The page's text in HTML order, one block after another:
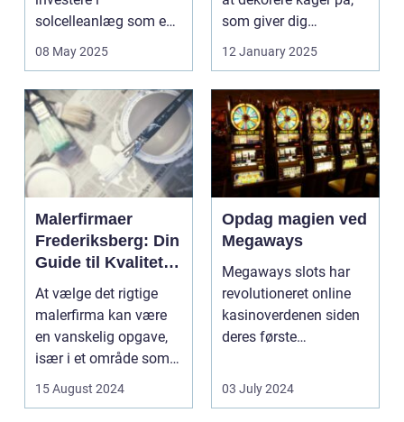
solcelleanlæg som en
bæred...
08 May 2025
som giver dig
mulighed for ...
12 January 2025
Malerfirmaer
Frederiksberg: Din
Guide til Kvalitet
og Service
At vælge det rigtige
malerfirma kan være
en vanskelig opgave,
især i et område som
Frederiksberg, hv...
15 August 2024
Opdag magien ved
Megaways
Megaways slots har
revolutioneret online
kasinoverdenen siden
deres første
spillea...
03 July 2024